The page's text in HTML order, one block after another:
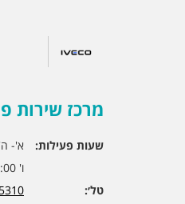
מרכז שירות
שעות פעילות:
א'- ה' 07:30-16:30
ו' 07:30-12:00
טל׳: